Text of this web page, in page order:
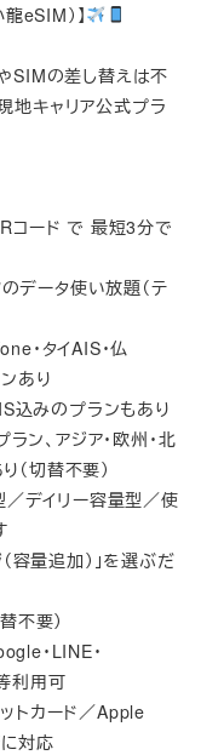
eSIM）】
SIMの差し替えは不
地キャリア公式プラ
コード で 最短3分で
データ使い放題（テ
・タイAIS・仏
あり
込みのプランもあり
ン、アジア・欧州・北
（切替不要）
デイリー容量型／使
容量追加）」を選ぶだ
不要）
・LINE・
利用可
トカード／Apple
対応